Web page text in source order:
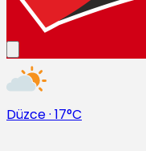
Düzce· 17°C